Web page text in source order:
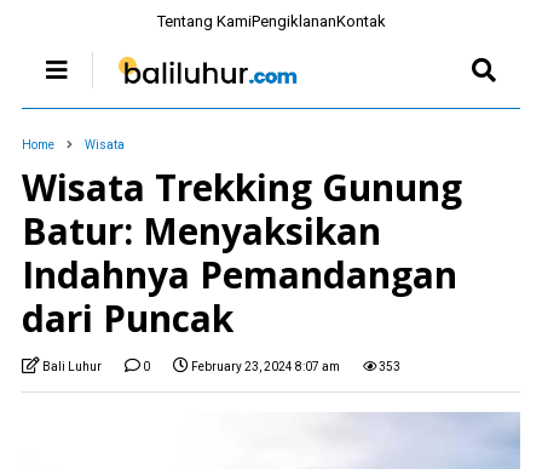
Tentang KamiPengiklananKontak
Home Wisata
Wisata Trekking Gunung
Batur: Menyaksikan
Indahnya Pemandangan
dari Puncak
Bali Luhur 0 February 23, 2024 8:07 am 353